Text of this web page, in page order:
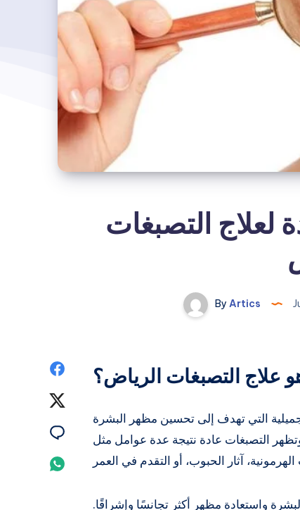
لعلاج التصبغات
By Artics
Share
Facebook
Share
علاج التصبغات الرياض؟
التي تهدف إلى تحسين مظهر البشرة
التصبغات عادة نتيجة عدة عوامل مثل
واستعادة مظهر أكثر تجانسًا وإشراقًا.